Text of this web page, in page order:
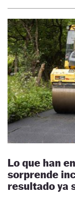
Lo que han
sorprende
resultado ya